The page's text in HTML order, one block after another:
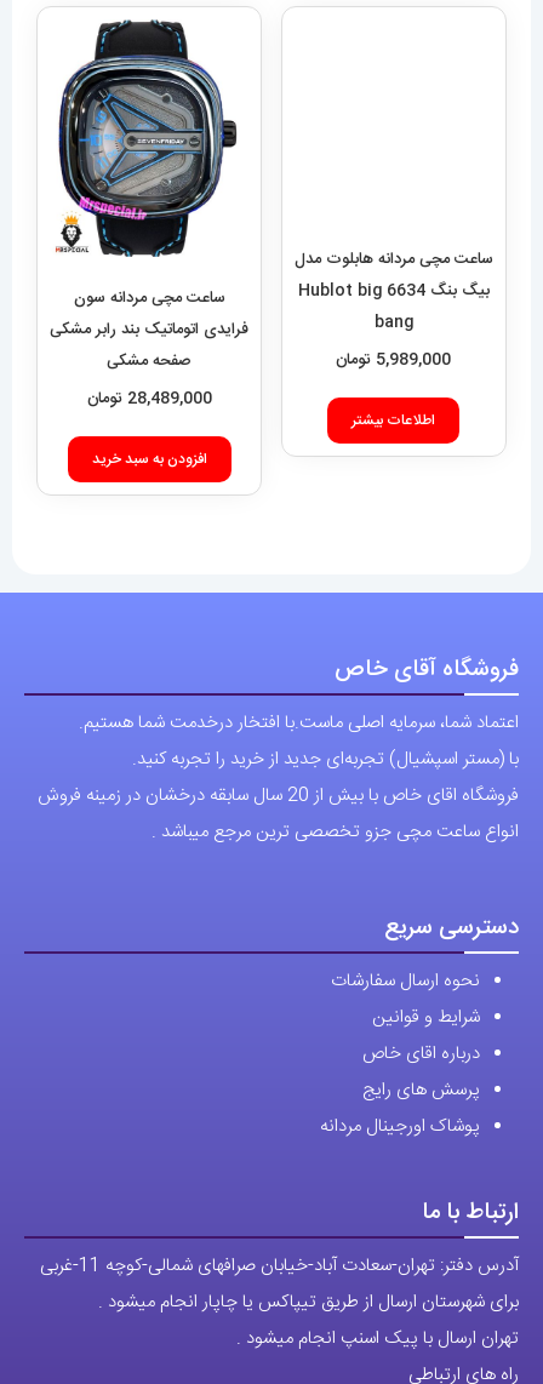
5,989,000 تومان
اطلاعات بیشتر
ساعت مچی مردانه سون
فرایدی اتوماتیک بند رابر مشکی
صفحه مشکی
SEVENFRIDAY 021408
28,489,000 تومان
افزودن به سبد خرید
فروشگاه آقای خاص
اعتماد شما، سرمایه اصلی ماست.با افتخار درخدمت شما هستیم.
با (مستر اسپشیال) تجربه‌ای جدید از خرید را تجربه کنید.
فروشگاه اقای خاص با بیش از 20 سال سابقه درخشان در زمینه فروش
انواع ساعت مچی جزو تخصصی ترین مرجع میباشد .
دسترسی سریع
نحوه ارسال سفارشات
شرایط و قوانین
درباره اقای خاص
پرسش های رایج
پوشاک اورجینال مردانه
ارتباط با ما
آدرس دفتر: تهران-سعادت آباد-خیابان صرافهای شمالی-کوچه 11-غربی
برای شهرستان ارسال از طریق تیپاکس یا چاپار انجام میشود .
تهران ارسال با پیک اسنپ انجام میشود .
راه های ارتباطی